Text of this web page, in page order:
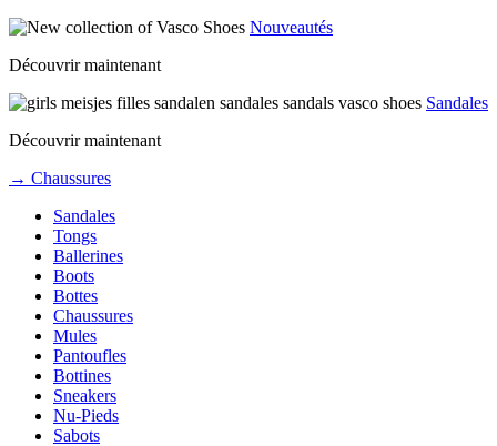
Nouveautés
Découvrir maintenant
Sandales
Découvrir maintenant
→ Chaussures
Sandales
Tongs
Ballerines
Boots
Bottes
Chaussures
Mules
Pantoufles
Bottines
Sneakers
Nu-Pieds
Sabots